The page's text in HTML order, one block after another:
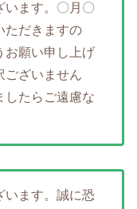
います。〇月〇
ただきますの
お願い申し上げ
ございません
したらご遠慮な
います。誠に恐